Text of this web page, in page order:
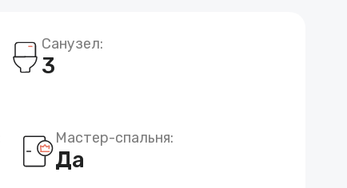
Санузел:
3
Мастер-спальня:
Да